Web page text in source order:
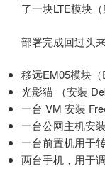
了一块LTE模块
部署完成回过头
移远EM05模块（
光影猫 （安装
一台 VM 安装
一台公网主机安装
一台前置机用于
两台手机，用于